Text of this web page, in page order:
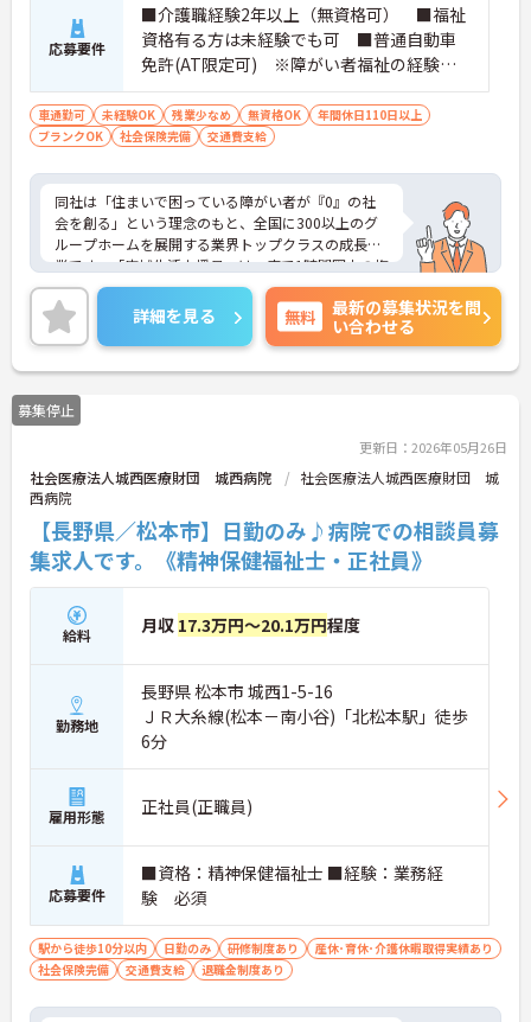
応募要件
■介護職経験2年以上（無資格可） ■福祉
資格有る方は未経験でも可 ■普通自動車
免許(AT限定可) ※障がい者福祉の経験は
不問です。※実務経験2年以上の方、障がい
者福祉に関する経験をお持ちの方大歓迎
車通勤可 未経験OK 残業少なめ 無資格OK
年間休日110日以上
ブランクOK
社会保険完備 交通費支給
同社は「住まいで困っている障がい者が『0』の社
会を創る」という理念のもと、全国に300以上のグ
ループホームを展開する業界トップクラスの成長企
業です。「広域生活支援員」は、車で1時間圏内の複
数施設を横断的に担当し、現場支援とパートスタッ
フのサポートを行うハイクラスなポジションです。
最新設備とバリアフリーが完備され、スタッフの身
体的負担が少なく、広域手当5万円が付与されるこ
とで高い給与水準を実現しています。年間休日114
日の確保や、献立・レシピの完全標準化による業務
効率化など、ワークライフバランスを保ちながら定
います。複数施設を経験することで培われるマネジ
メント視点は、将来的なエリアマネージャーへのキ
ャリアアップにも直結しており、最新の環境で専門
性を発揮したいプロフェッショナルの方にお勧めで
す。
★おすすめPOINT★
・広域支援員として複数のホームを巡るため、各ホ
ームのパートスタッフの教育やサポートにも携わる
ことができ、現場の介助業務にとどまらず、施設運
営や人材育成の視点を養うことで、将来のエリアマ
ネージャー候補としてのステップアップに直結しま
す。
・定年70歳、再雇用75歳までという業界屈指の制度
があり、20代から60代まで幅広い年代が活躍してい
なく長期的なキャリアを築いていただけます。
・全施設がバリアフリー設計かつ最新設備を備えて
おり、清潔感にあふれた美しい環境です。ハード面
に加え、ソフト面でも「献立の事前決定・レシピ完
備」により現場の負担が大幅に軽減されています。
ご利用者様の安全性はもちろん、働くスタッフにと
っても身体的負担が少なく、高いモチベーションを
保って業務に集中できます。
詳細を見る 無料
最新の募集状況を問
い合わせる
募集停止
更新日：2026年05月26日
社会医療法人城西医療財団 城西病院
社会医療法人城西医療財団 城
西病院
【長野県／松本市】日勤のみ♪病院での相談員募
集求人です。《精神保健福祉士・正社員》
給料 月収 17.3万円～20.1万円程度
勤務地
長野県 松本市 城西1-5-16
ＪＲ大糸線(松本－南小谷)「北松本駅」徒歩
6分
雇用形態 正社員(正職員)
応募要件
■資格：精神保健福祉士 ■経験：業務経
験 必須
駅から徒歩10分以内 日勤のみ 研修制度あり
産休･育休･介護休暇取得実績あり
社会保険完備
交通費支給 退職金制度あり